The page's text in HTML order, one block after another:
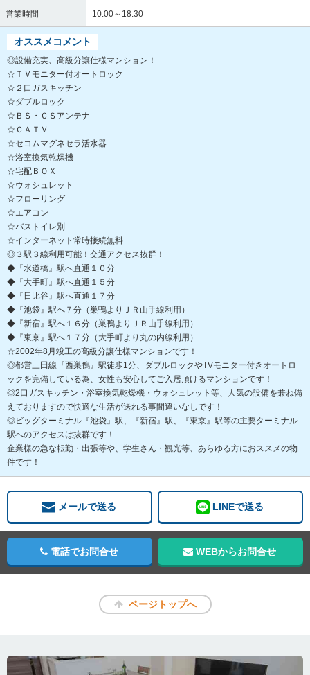
営業時間 10:00～18:30
オススメコメント
◎設備充実、高級分譲仕様マンション！
☆ＴＶモニター付オートロック
☆２口ガスキッチン
☆ダブルロック
☆ＢＳ・ＣＳアンテナ
☆ＣＡＴＶ
☆セコムマグネセラ活水器
☆浴室換気乾燥機
☆宅配ＢＯＸ
☆ウォシュレット
☆フローリング
☆エアコン
☆バストイレ別
☆インターネット常時接続無料
◎３駅３線利用可能！交通アクセス抜群！
◆『水道橋』駅へ直通１０分
◆『大手町』駅へ直通１５分
◆『日比谷』駅へ直通１７分
◆『池袋』駅へ７分（巣鴨よりＪＲ山手線利用）
◆『新宿』駅へ１６分（巣鴨よりＪＲ山手線利用）
◆『東京』駅へ１７分（大手町より丸の内線利用）
☆2002年8月竣工の高級分譲仕様マンションです！
◎都営三田線『西巣鴨』駅徒歩1分、ダブルロックやTVモニター付きオートロ
ックを完備している為、女性も安心してご入居頂けるマンションです！
◎2口ガスキッチン・浴室換気乾燥機・ウォシュレット等、人気の設備を兼ね備
えておりますので快適な生活が送れる事間違いなしです！
◎ビッグターミナル『池袋』駅、『新宿』駅、『東京』駅等の主要ターミナル
駅へのアクセスは抜群です！
企業様の急な転勤・出張等や、学生さん・観光等、あらゆる方におススメの物
件です！
メールで送る LINEで送る
電話でお問合せ WEBからお問合せ
ページトップへ